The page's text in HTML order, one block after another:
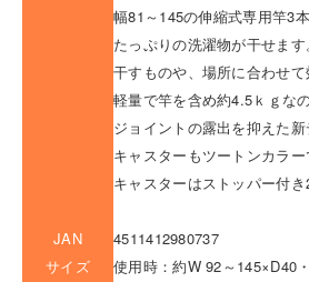
幅81～145の伸縮式専用竿3
たっぷりの洗濯物が干せます。
干すものや、場所に合わせ
軽量で竿を含め約4.5ｋｇな
ジョイントの露出を抑えた
キャスターもツートンカラー
キャスターはストッパー付き
JAN
4511412980737
サイズ
使用時：約W 92～145×D40